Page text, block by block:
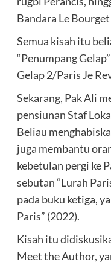
Bandara Le
Semua kisah itu
“Penumpang
Gelap 2/Paris Je
Sekarang, Pak Ali
pensiunan Staf
Beliau
juga membantu
kebetulan pergi ke
sebutan “Lurah
pada buku ketiga,
Paris” (2022).
Kisah itu
Meet the Author,